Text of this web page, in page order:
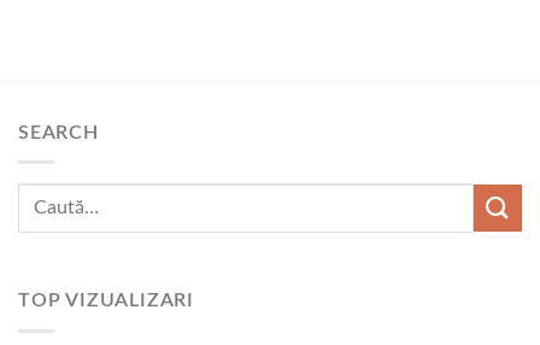
SEARCH
TOP VIZUALIZARI